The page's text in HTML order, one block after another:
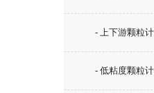
- 上下游颗粒
- 低粘度颗粒